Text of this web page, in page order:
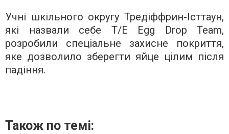
Учні шкільного округу Тредіффрин-Істтаун,
які назвали себе T/E Egg Drop Team,
розробили спеціальне захисне покриття,
яке дозволило зберегти яйце цілим після
падіння.
Також по темі: